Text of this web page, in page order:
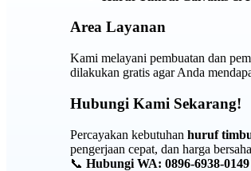
Area Layanan
Kami melayani pembuatan dan
dilakukan gratis agar Anda
Hubungi Kami Sekarang!
Percayakan kebutuhan huruf
pengerjaan cepat, dan harga
📞 Hubungi WA: 0896-6938-0149